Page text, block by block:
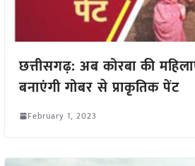
छत्तीसगढ़: अब कोरबा की
बनाएंगी गोबर से प्राकृतिक पेंट
February 1, 2023